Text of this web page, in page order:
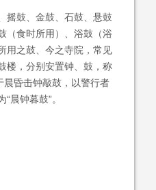
鼓、金鼓、石鼓、悬鼓
（食时所用）、浴鼓（浴
用之鼓、今之寺院，常见
楼，分别安置钟、鼓，称
晨昏击钟敲鼓，以警行者
晨钟暮鼓”。